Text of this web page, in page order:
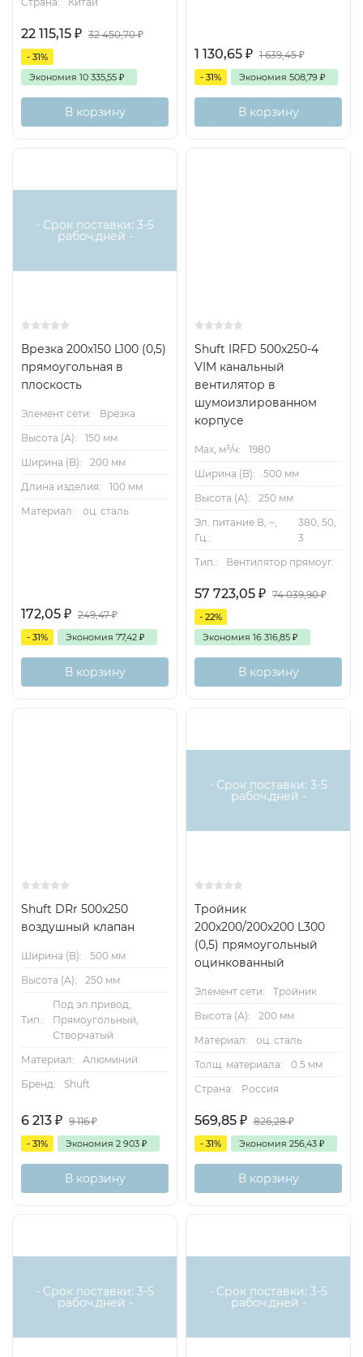
22 115,15 ₽ 32 450,70₽
- 31%
Экономия 10 335,55 ₽
В корзину
1 130,65 ₽ 1 639,45₽
- 31% Экономия 508,79 ₽
В корзину
- Срок поставки: 3-5
рабоч.дней -
Врезка 200х150 L100 (0,5)
прямоугольная в
плоскость
Элемент сети:
Врезка
Высота (А):
150 мм
Ширина (B):
200 мм
Длина изделия:
100 мм
Материал:
оц. сталь
172,05 ₽ 249,47₽
- 31% Экономия 77,42 ₽
В корзину
Shuft IRFD 500x250-4
VIM канальный
вентилятор в
шумоизлированном
корпусе
Max, м³/ч:
1980
Ширина (B):
500 мм
Высота (А):
250 мм
Эл. питание В, ~,
Гц.:
380, 50,
3
Тип.:
Вентилятор прямоуг.
57 723,05 ₽ 74 039,90₽
- 22%
Экономия 16 316,85 ₽
В корзину
Shuft DRr 500x250
воздушный клапан
Ширина (B):
500 мм
Высота (А):
250 мм
Тип.:
Под эл.привод,
Прямоугольный,
Створчатый
Материал:
Алюминий
Бренд:
Shuft
6 213 ₽ 9 116₽
- 31% Экономия 2 903 ₽
В корзину
- Срок поставки: 3-5
рабоч.дней -
Тройник
200х200/200х200 L300
(0,5) прямоугольный
оцинкованный
Элемент сети:
Тройник
Высота (А):
200 мм
Материал:
оц. сталь
Толщ. материала:
0.5 мм
Страна:
Россия
569,85 ₽ 826,28₽
- 31% Экономия 256,43 ₽
В корзину
- Срок поставки: 3-5
рабоч.дней -
- Срок поставки: 3-5
рабоч.дней -